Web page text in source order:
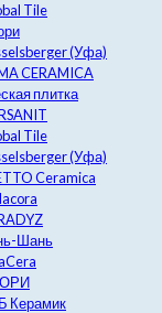
Tile
(Уфа)
CERAMICA
плитка
Tile
(Уфа)
Ceramica
Шань
Керамик